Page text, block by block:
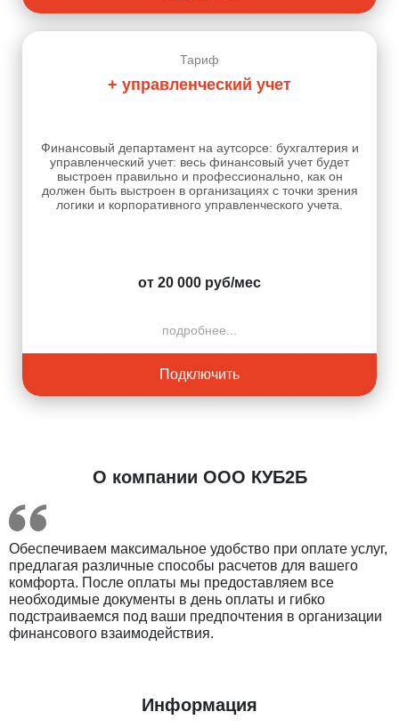
Тариф
+ управленческий учет
Финансовый департамент на аутсорсе: бухгалтерия и
управленческий учет: весь финансовый учет будет
выстроен правильно и профессионально, как он
должен быть выстроен в организациях с точки зрения
логики и корпоративного управленческого учета.
от 20 000 руб/мес
подробнее...
Подключить
О компании ООО КУБ2Б
Обеспечиваем максимальное удобство при оплате услуг,
предлагая различные способы расчетов для вашего
комфорта. После оплаты мы предоставляем все
необходимые документы в день оплаты и гибко
подстраиваемся под ваши предпочтения в организации
финансового взаимодействия.
Информация
Введите ваш номер телефона и мы вам
перезвоним!
Политику конфиденциальности